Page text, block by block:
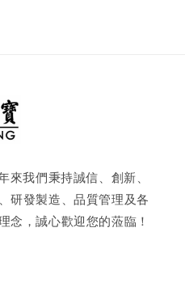
來我們秉持誠信、創新、
研發製造、品質管理及各
念，誠心歡迎您的蒞臨！